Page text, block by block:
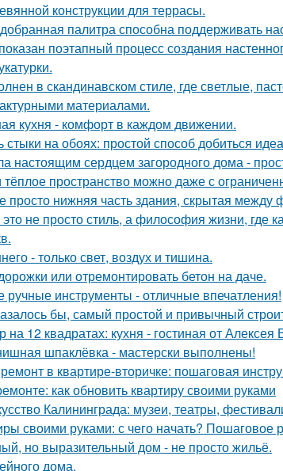
конструкции для террасы.
палитра способна поддерживать
поэтапный процесс создания
в скандинавском стиле, где светлые,
материалами.
кухня - комфорт в каждом движении.
стыки на обоях: простой способ добиться
настоящим сердцем загородного дома -
пространство можно даже с
просто нижняя часть здания, скрытая
не просто стиль, а философия жизни, где
- только свет, воздух и тишина.
или отремонтировать бетон на даче.
инструменты - отличные впечатления!
бы, самый простой и привычный
на 12 квадратах: кухня - гостиная от Алексея
шпаклёвка - мастерски выполнены!
в квартире-вторичке: пошаговая
как обновить квартиру своими руками
Калининграда: музеи, театры,
своими руками: с чего начать? Пошаговое
но выразительный дом - не просто жильё.
дома.